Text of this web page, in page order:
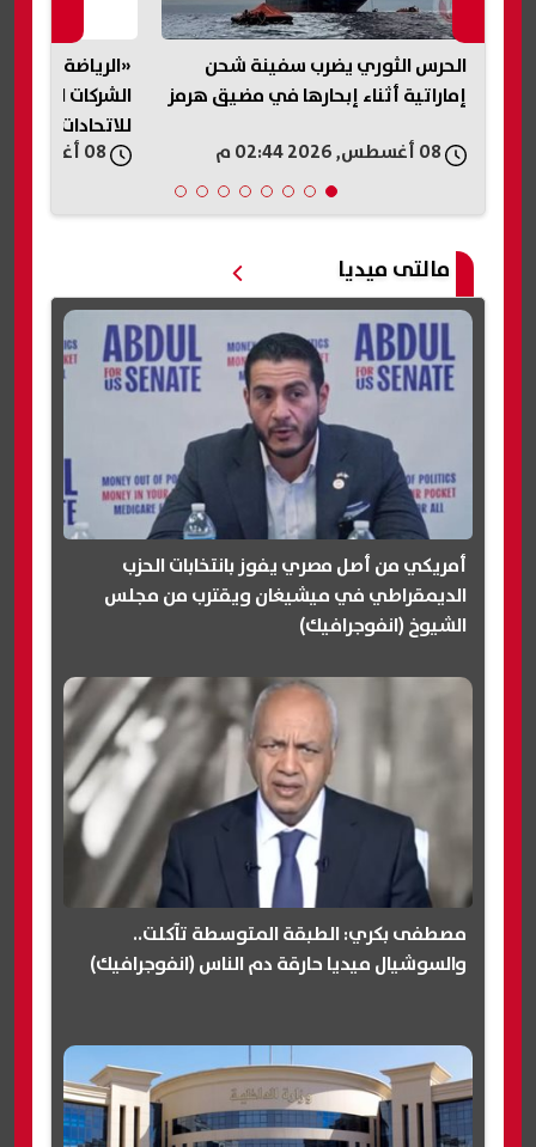
الحرس الثوري يضرب سفينة شحن
إماراتية أثناء إبحارها في مضيق هرمز
«الرياضة»
الشركات
للاتحادات
مالتى ميديا
أمريكي من أصل مصري يفوز بانتخابات الحزب
الديمقراطي في ميشيغان ويقترب من مجلس
الشيوخ (انفوجرافيك)
مصطفى بكري: الطبقة المتوسطة تآكلت..
والسوشيال ميديا حارقة دم الناس (انفوجرافيك)